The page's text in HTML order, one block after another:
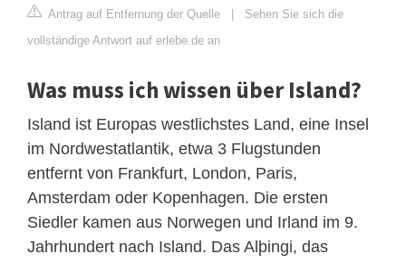
Antrag auf Entfernung der Quelle | Sehen Sie sich die
vollständige Antwort auf erlebe.de an
Was muss ich wissen über Island?
Island ist Europas westlichstes Land, eine Insel
im Nordwestatlantik, etwa 3 Flugstunden
entfernt von Frankfurt, London, Paris,
Amsterdam oder Kopenhagen. Die ersten
Siedler kamen aus Norwegen und Irland im 9.
Jahrhundert nach Island. Das Alþingi, das